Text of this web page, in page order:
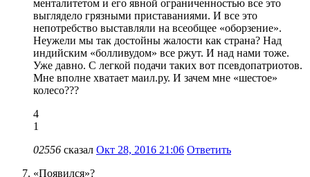
менталитетом и его явной ограниченностью все это
выглядело грязными приставаниями. И все это
непотребство выставляли на всеобщее «оборзение».
Неужели мы так достойны жалости как страна? Над
индийским «болливудом» все ржут. И над нами тоже.
Уже давно. С легкой подачи таких вот псевдопатриотов.
Мне вполне хватает маил.ру. И зачем мне «шестое»
колесо???
4
1
02556 сказал Окт 28, 2016 21:06 Ответить
«Появился»?